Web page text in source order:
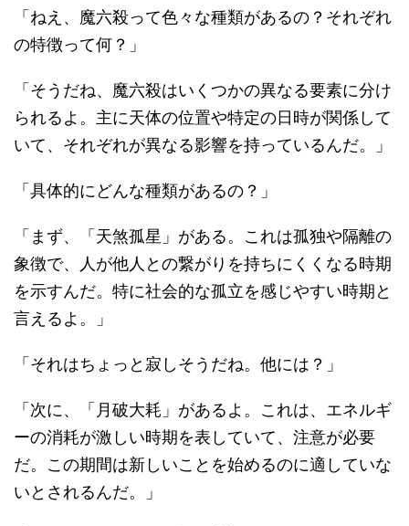
「ねえ、魔六殺って色々な種類があるの？それぞれ
の特徴って何？」
「そうだね、魔六殺はいくつかの異なる要素に分け
られるよ。主に天体の位置や特定の日時が関係して
いて、それぞれが異なる影響を持っているんだ。」
「具体的にどんな種類があるの？」
「まず、「天煞孤星」がある。これは孤独や隔離の
象徴で、人が他人との繋がりを持ちにくくなる時期
を示すんだ。特に社会的な孤立を感じやすい時期と
言えるよ。」
「それはちょっと寂しそうだね。他には？」
「次に、「月破大耗」があるよ。これは、エネルギ
ーの消耗が激しい時期を表していて、注意が必要
だ。この期間は新しいことを始めるのに適していな
いとされるんだ。」